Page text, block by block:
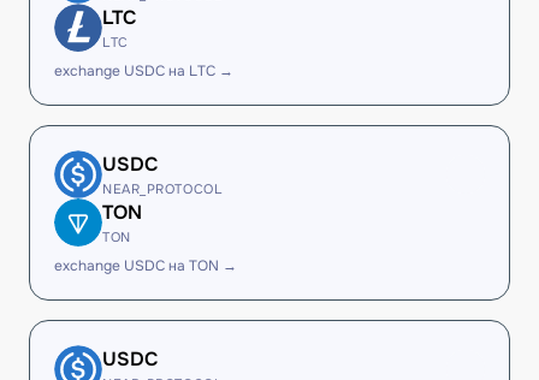
LTC
LTC
exchange USDC на LTC →
USDC
NEAR_PROTOCOL
TON
TON
exchange USDC на TON →
USDC